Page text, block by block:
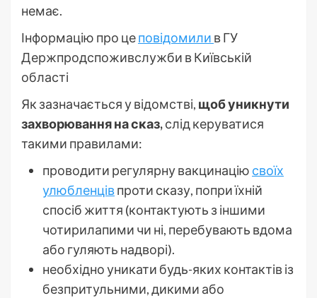
немає.
Інформацію про цеповідомили в ГУ
Держпродспоживслужби в Київській
області
Як зазначається у відомстві, щоб уникнути
захворювання на сказ,слід керуватися
такими правилами:
проводити регулярну вакцинацію своїх
улюбленцівпроти сказу, попри їхній
спосіб життя (контактують з іншими
чотирилапими чи ні, перебувають вдома
або гуляють надворі).
необхідно уникати будь-яких контактів із
безпритульними, дикими або